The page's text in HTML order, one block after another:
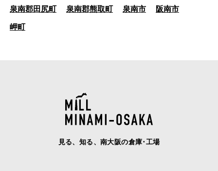
泉南郡田尻町 泉南郡熊取町 泉南市 阪南市
岬町
見る、知る、南大阪の倉庫･工場